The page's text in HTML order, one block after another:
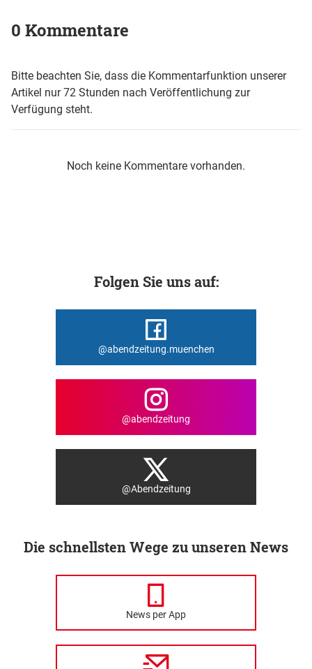
0 Kommentare
Bitte beachten Sie, dass die Kommentarfunktion unserer
Artikel nur 72 Stunden nach Veröffentlichung zur
Verfügung steht.
Noch keine Kommentare vorhanden.
Folgen Sie uns auf:
@abendzeitung.muenchen
@abendzeitung
@Abendzeitung
Die schnellsten Wege zu unseren News
News per App